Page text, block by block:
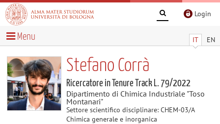
Login
IT EN
Menu
Stefano Corrà
Ricercatore in Tenure Track L. 79/2022
Dipartimento di Chimica Industriale "Toso
Montanari"
Settore scientifico disciplinare: CHEM-03/A
Chimica generale e inorganica